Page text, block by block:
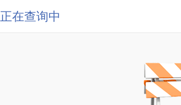
正在查询中